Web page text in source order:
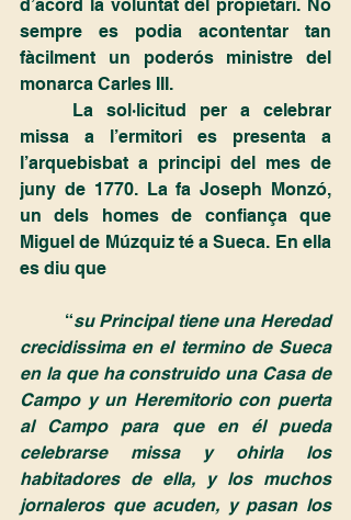
d’acord la voluntat del propietari. No
sempre es podia acontentar tan
fàcilment un poderós ministre del
monarca Carles III.
missa a l’ermitori es presenta a
l’arquebisbat a principi del mes de
juny de 1770. La fa Joseph Monzó,
un dels homes de confiança que
Miguel de Múzquiz té a Sueca. En ella
es diu que
	“
su Principal tiene una Heredad
crecidissima en el termino de Sueca
en la que ha construido una Casa de
Campo y un Heremitorio con puerta
al Campo para que en él pueda
celebrarse missa y ohirla los
habitadores de ella, y los muchos
jornaleros que acuden, y pasan los